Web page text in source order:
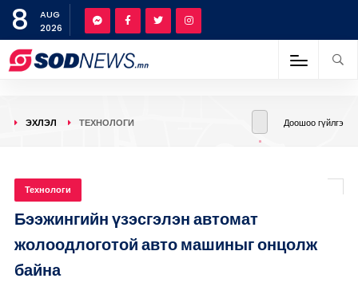
8
AUG
2026
ЭХЛЭЛ ТЕХНОЛОГИ Доошоо гүйлгэ
Технологи
Бээжингийн үзэсгэлэн автомат
жолоодлоготой авто машиныг онцолж
байна